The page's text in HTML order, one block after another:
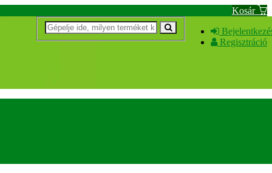
Kosár
Regisztráció